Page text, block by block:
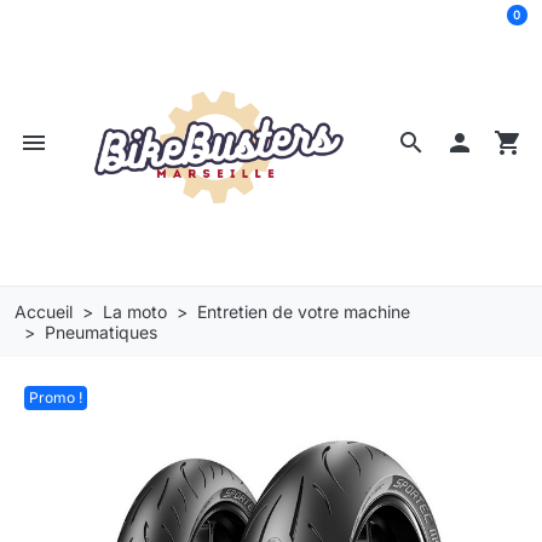
search
menu  shopping_cart
0
Accueil La moto
Entretien de votre machine
Pneumatiques
Promo !